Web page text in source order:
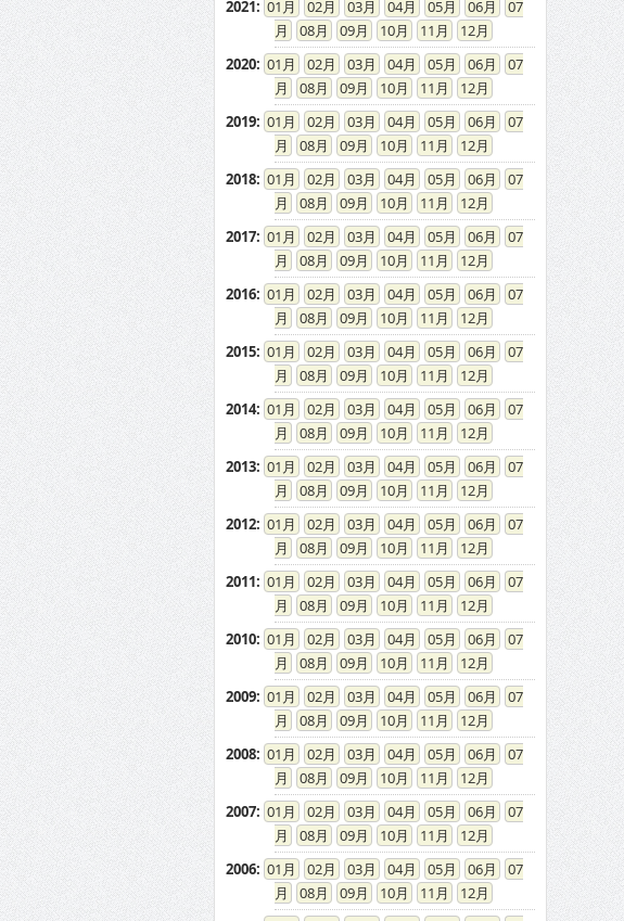
2021: 01 02 03 04 05 06
07
08
09 10 11
12
2020: 01 02 03 04 05 06
07
08
09 10 11
12
2019: 01 02 03 04 05 06
07
08
09 10 11
12
2018: 01 02 03 04 05 06
07
08
09 10 11
12
2017: 01 02 03 04 05 06
07
08
09 10 11
12
2016: 01 02 03 04 05 06
07
08
09 10 11
12
2015: 01 02 03 04 05 06
07
08
09 10 11
12
2014: 01 02 03 04 05 06
07
08
09 10 11
12
2013: 01 02 03 04 05 06
07
08
09 10 11
12
2012: 01 02 03 04 05 06
07
08
09 10 11
12
2011: 01 02 03 04 05 06
07
08
09 10 11
12
2010: 01 02 03 04 05 06
07
08
09 10 11
12
2009: 01 02 03 04 05 06
07
08
09 10 11
12
2008: 01 02 03 04 05 06
07
08
09 10 11
12
2007: 01 02 03 04 05 06
07
08
09 10 11
12
2006: 01 02 03 04 05 06
07
08
09 10 11
12